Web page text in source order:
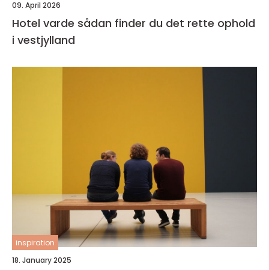
09. April 2026
Hotel varde sådan finder du det rette ophold
i vestjylland
inspiration
18. January 2025